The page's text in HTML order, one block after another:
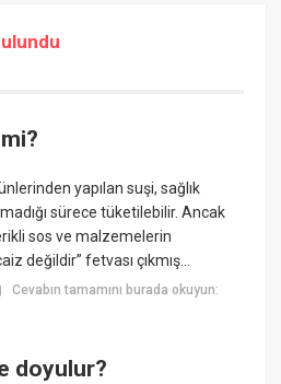
yapılan suşi, sağlık
sürece tüketilebilir. Ancak
sos ve malzemelerin
değildir” fetvası çıkmış...
Cevabın tamamını burada okuyun:
doyulur?